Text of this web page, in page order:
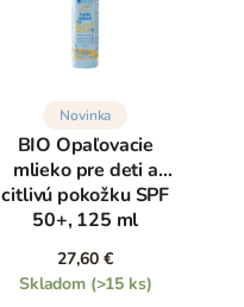
Novinka
BIO Opaľovacie
mlieko pre deti a
citlivú pokožku SPF
50+, 125 ml
27,60 €
Skladom (>15 ks)